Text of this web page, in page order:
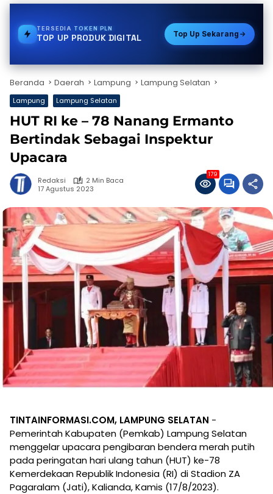
TERSEDIA GAS
TOP UP PRODUK DIGITAL Top Up Sekarang
Beranda Daerah Lampung Lampung Selatan
Lampung Lampung Selatan
HUT RI ke – 78 Nanang Ermanto
Bertindak Sebagai Inspektur
Upacara
Redaksi
2 Min Baca
17 Agustus 2023
179
TINTAINFORMASI.COM, LAMPUNG SELATAN -
Pemerintah Kabupaten (Pemkab) Lampung Selatan
menggelar upacara pengibaran bendera merah putih
pada peringatan hari ulang tahun (HUT) ke-78
Kemerdekaan Republik Indonesia (RI) di Stadion ZA
Pagaralam (Jati), Kalianda, Kamis (17/8/2023).